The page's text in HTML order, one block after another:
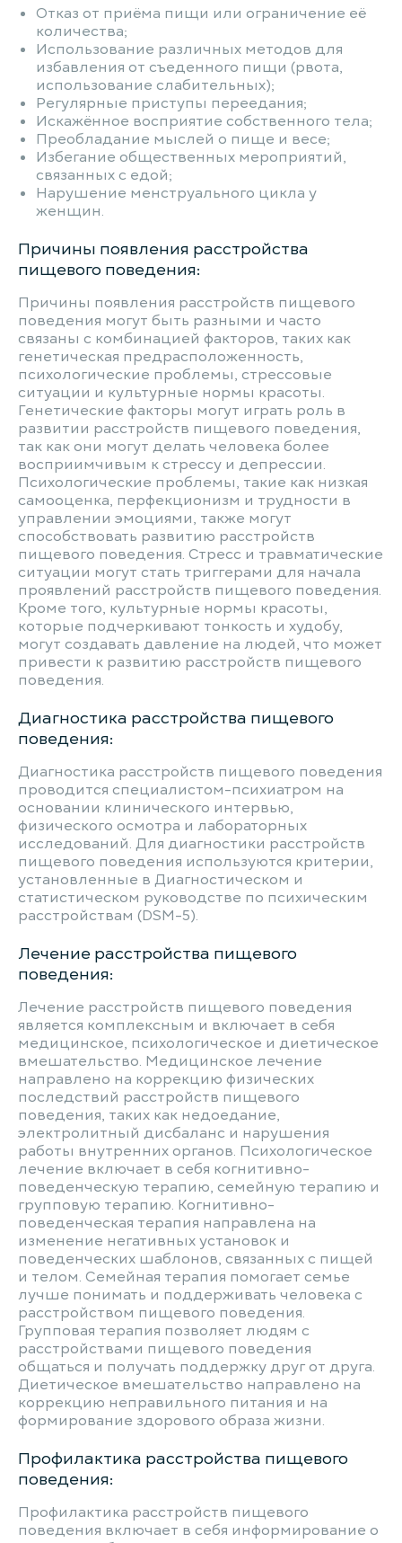
Отказ от приёма пищи или ограничение её
количества;
Использование различных методов для
избавления от съеденного пищи (рвота,
использование слабительных);
Регулярные приступы переедания;
Искажённое восприятие собственного тела;
Преобладание мыслей о пище и весе;
Избегание общественных мероприятий,
связанных с едой;
Нарушение менструального цикла у
женщин.
Причины появления расстройства
пищевого поведения:
Причины появления расстройств пищевого
поведения могут быть разными и часто
связаны с комбинацией факторов, таких как
генетическая предрасположенность,
психологические проблемы, стрессовые
ситуации и культурные нормы красоты.
Генетические факторы могут играть роль в
развитии расстройств пищевого поведения,
так как они могут делать человека более
восприимчивым к стрессу и депрессии.
Психологические проблемы, такие как низкая
самооценка, перфекционизм и трудности в
управлении эмоциями, также могут
способствовать развитию расстройств
пищевого поведения. Стресс и травматические
ситуации могут стать триггерами для начала
проявлений расстройств пищевого поведения.
Кроме того, культурные нормы красоты,
которые подчеркивают тонкость и худобу,
могут создавать давление на людей, что может
привести к развитию расстройств пищевого
поведения.
Диагностика расстройства пищевого
поведения:
Диагностика расстройств пищевого поведения
проводится специалистом-психиатром на
основании клинического интервью,
физического осмотра и лабораторных
исследований. Для диагностики расстройств
пищевого поведения используются критерии,
установленные в Диагностическом и
статистическом руководстве по психическим
расстройствам (DSM-5).
Лечение расстройства пищевого
поведения:
Лечение расстройств пищевого поведения
является комплексным и включает в себя
медицинское, психологическое и диетическое
вмешательство. Медицинское лечение
направлено на коррекцию физических
последствий расстройств пищевого
поведения, таких как недоедание,
электролитный дисбаланс и нарушения
работы внутренних органов. Психологическое
лечение включает в себя когнитивно-
поведенческую терапию, семейную терапию и
групповую терапию. Когнитивно-
поведенческая терапия направлена на
изменение негативных установок и
поведенческих шаблонов, связанных с пищей
и телом. Семейная терапия помогает семье
лучше понимать и поддерживать человека с
расстройством пищевого поведения.
Групповая терапия позволяет людям с
расстройствами пищевого поведения
общаться и получать поддержку друг от друга.
Диетическое вмешательство направлено на
коррекцию неправильного питания и на
формирование здорового образа жизни.
Профилактика расстройства пищевого
поведения:
Профилактика расстройств пищевого
поведения включает в себя информирование о